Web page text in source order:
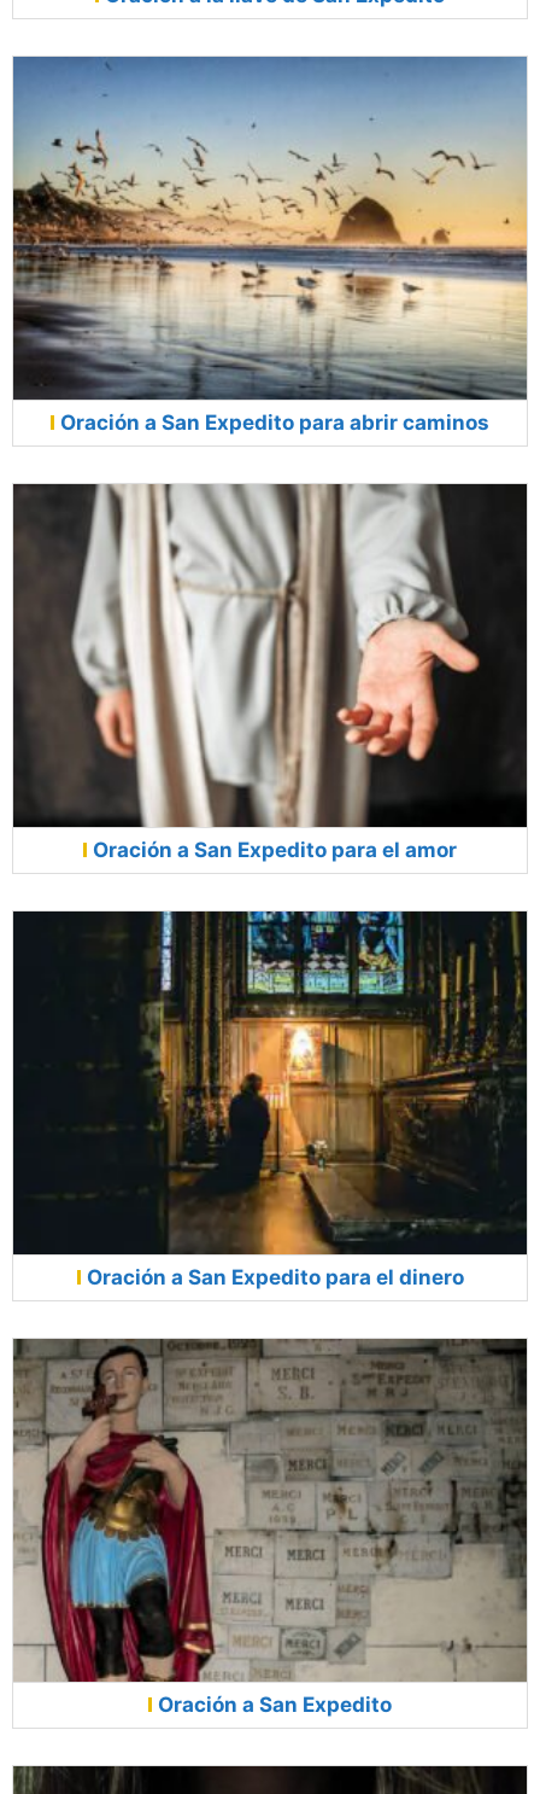
Oración a San Expedito para abrir caminos
Oración a San Expedito para el amor
Oración a San Expedito para el dinero
Oración a San Expedito